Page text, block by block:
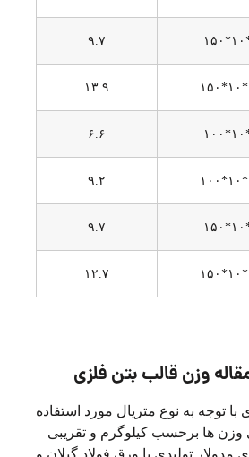
۱۳.۹
۱۲.۷
وزن قالب بتن فلزی
توجه به نوع متریال مورد استفاده
ها برحسب کیلوگرم و تقریبی
تولیدی با ورق فولاد گیلان و